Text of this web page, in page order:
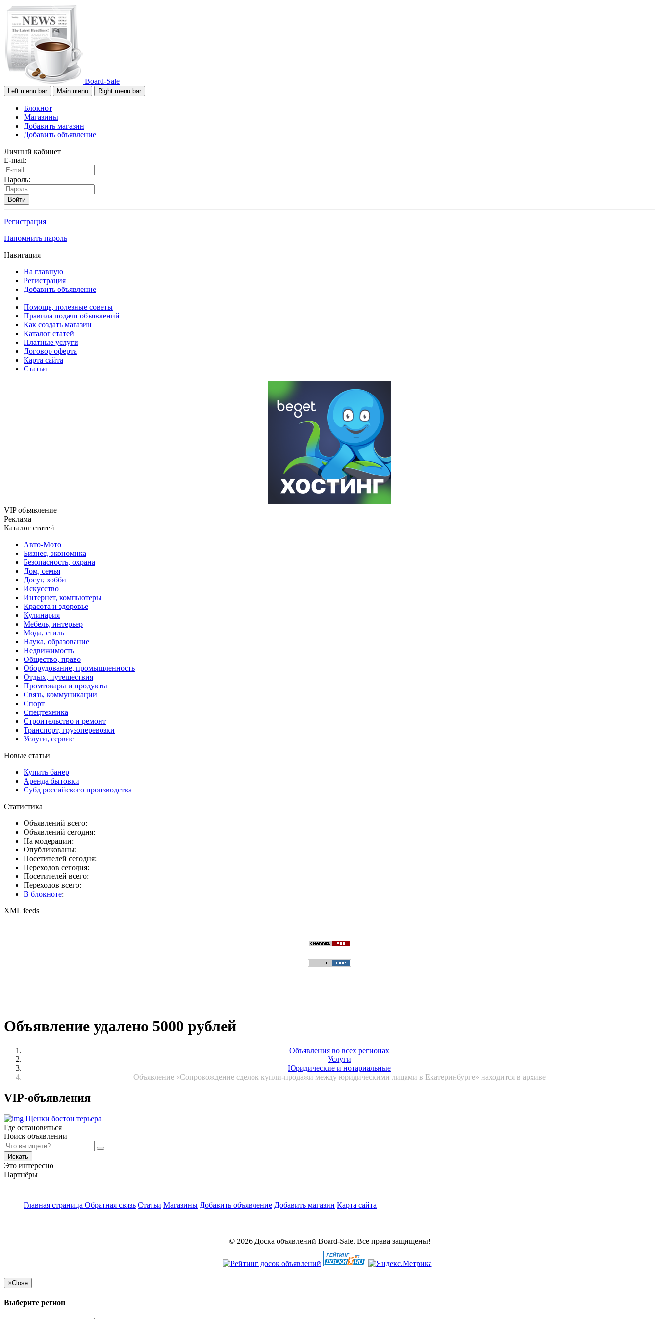
Board-Sale
Left menu bar Main menu Right menu bar
Блокнот
Магазины
Добавить магазин
Добавить объявление
Личный кабинет
E-mail:
Пароль:
Войти
Регистрация
Напомнить пароль
Навигация
На главную
Регистрация
Добавить объявление
Помощь, полезные советы
Правила подачи объявлений
Как создать магазин
Каталог статей
Платные услуги
Договор оферта
Карта сайта
Статьи
VIP объявление
Реклама
Каталог статей
Авто-Мото
Бизнес, экономика
Безопасность, охрана
Дом, семья
Досуг, хобби
Искусство
Интернет, компьютеры
Красота и здоровье
Кулинария
Мебель, интерьер
Мода, стиль
Наука, образование
Недвижимость
Общество, право
Оборудование, промышленность
Отдых, путешествия
Промтовары и продукты
Связь, коммуникации
Спорт
Спецтехника
Строительство и ремонт
Транспорт, грузоперевозки
Услуги, сервис
Новые статьи
Купить банер
Аренда бытовки
Субд российского производства
Статистика
Объявлений всего:
Объявлений сегодня:
На модерации:
Опубликованы:
Посетителей сегодня:
Переходов сегодня:
Посетителей всего:
Переходов всего:
В блокноте:
XML feeds
Объявление удалено 5000 рублей
Объявления во всех регионах
Услуги
Юридические и нотариальные
Объявление «Сопровождение сделок купли-продажи между юридическими лицами в Екатеринбурге» находится в архиве
VIP-объявления
Щенки бостон терьера
Где остановиться
Поиск объявлений
Искать
Это интересно
Партнёры
Главная страница Обратная связь Статьи Магазины Добавить объявление Добавить магазин Карта сайта
© 2026 Доска объявлений Board-Sale. Все права защищены!
×Close
Выберите регион